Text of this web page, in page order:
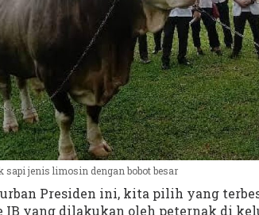
sapi jenis limosin dengan bobot besar
Presiden ini, kita pilih yang
IB yang dilakukan oleh peternak di